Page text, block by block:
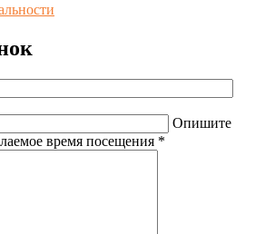
Опишите
время посещения *